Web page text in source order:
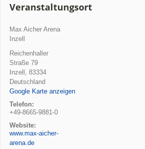
Veranstaltungsort
Max Aicher Arena
Inzell
Reichenhaller
Straße 79
Inzell 83334
Deutschland
Google Karte anzeigen
Telefon:
+49-8665-9881-0
Website:
www.max-aicher-
arena.de